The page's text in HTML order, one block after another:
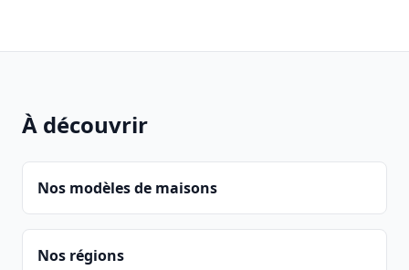
À découvrir
Nos modèles de maisons
Nos régions